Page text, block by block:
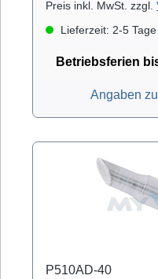
Preis inkl. MwSt. zzgl.
Lieferzeit: 2-5 Tage
Betriebsferien
Angaben
P510AD-40